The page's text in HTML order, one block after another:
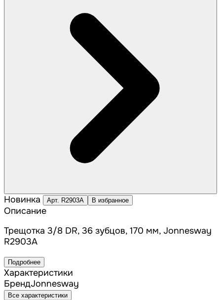
Новинка Арт. R2903A В избранное
Описание
Трещотка 3/8 DR, 36 зубцов, 170 мм, Jonnesway
R2903A
Подробнее
Характеристики
БрендJonnesway
Все характеристики